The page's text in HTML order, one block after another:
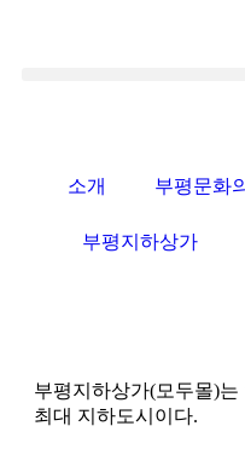
소개 부평문화
부평지하상가
부평지하상가(모두몰)
최대 지하도시이다.